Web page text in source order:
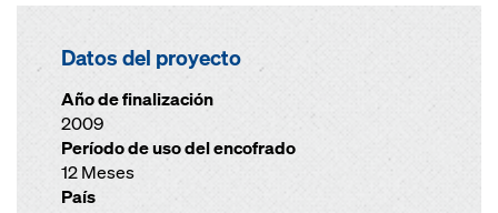
Datos del proyecto
Año de finalización
2009
Período de uso del encofrado
12 Meses
País